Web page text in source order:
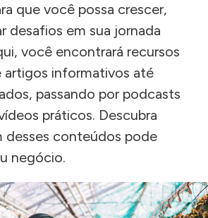
que você possa crescer,
desafios em sua jornada
você encontrará recursos
artigos informativos até
passando por podcasts
práticos. Descubra
desses conteúdos pode
negócio.